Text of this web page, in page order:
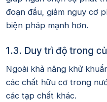
đoạn đầu, giảm nguy cơ
biện pháp mạnh hơn.
1.3. Duy trì độ trong
Ngoài khả năng khử
các chất hữu cơ trong
các tạp chất khác.